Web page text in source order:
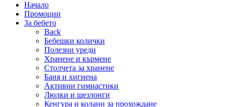
Начало
Промоции
За бебето
Back
Бебешки колички
Полезни уреди
Хранене и кърмене
Столчета за хранене
Баня и хигиена
Активни гимнастики
Люлки и шезлонги
Кенгура и колани за прохождане